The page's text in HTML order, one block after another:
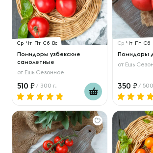
Ср Чт Пт Сб Вс
Помидоры узбекские
самолетные
от Ешь Сезонное
510 / 300 г.
Ср Чт Пт Сб
Помидоры
от Ешь
350 / 500